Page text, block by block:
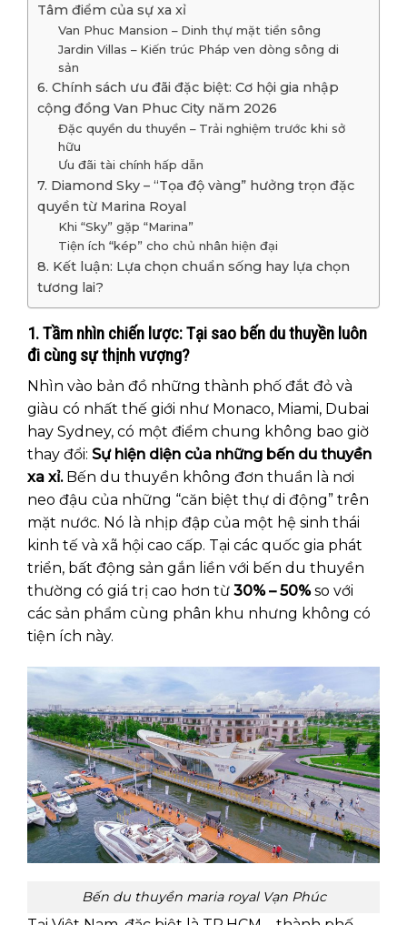
Tâm điểm của sự xa xỉ
Van Phuc Mansion – Dinh thự mặt tiền sông
Jardin Villas – Kiến trúc Pháp ven dòng sông di
sản
6. Chính sách ưu đãi đặc biệt: Cơ hội gia nhập
cộng đồng Van Phuc City năm 2026
Đặc quyền du thuyền – Trải nghiệm trước khi sở
hữu
Ưu đãi tài chính hấp dẫn
7. Diamond Sky – “Tọa độ vàng” hưởng trọn đặc
quyền từ Marina Royal
Khi “Sky” gặp “Marina”
Tiện ích “kép” cho chủ nhân hiện đại
8. Kết luận: Lựa chọn chuẩn sống hay lựa chọn
tương lai?
1. Tầm nhìn chiến lược: Tại sao bến du thuyền luôn
đi cùng sự thịnh vượng?
Nhìn vào bản đồ những thành phố đắt đỏ và
giàu có nhất thế giới như Monaco, Miami, Dubai
hay Sydney, có một điểm chung không bao giờ
thay đổi: Sự hiện diện của những bến du thuyền
xa xỉ.Bến du thuyền không đơn thuần là nơi
neo đậu của những “căn biệt thự di động” trên
mặt nước. Nó là nhịp đập của một hệ sinh thái
kinh tế và xã hội cao cấp. Tại các quốc gia phát
triển, bất động sản gắn liền với bến du thuyền
thường có giá trị cao hơn từ 30% – 50%so với
các sản phẩm cùng phân khu nhưng không có
tiện ích này.
Bến du thuyền maria royal Vạn Phúc